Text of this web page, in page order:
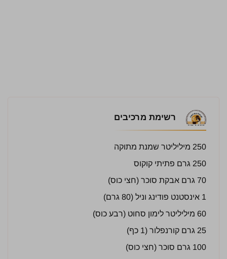
רשימת מרכיבים
250 מיליליטר שמנת מתוקה
250 גרם פתיתי קוקוס
70 גרם אבקת סוכר (חצי כוס)
1 אינסטנט פודינג וניל (80 גרם)
60 מיליליטר לימון סחוט (רבע כוס)
25 גרם קורנפלור (1 כף)
100 גרם סוכר (חצי כוס)